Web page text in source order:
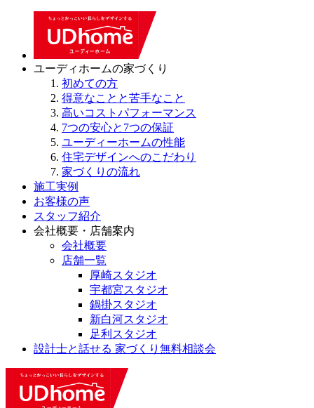
ユーディホームの家づくり
初めての方
得意なことと苦手なこと
高いコストパフォーマンス
7つの安心と7つの保証
ユーディーホームの性能
住宅デザインへのこだわり
家づくりの流れ
施工実例
お客様の声
スタッフ紹介
会社概要・店舗案内
会社概要
店舗一覧
厚崎スタジオ
宇都宮スタジオ
鍋掛スタジオ
新白河スタジオ
足利スタジオ
設計士と話せる 家づくり無料相談会